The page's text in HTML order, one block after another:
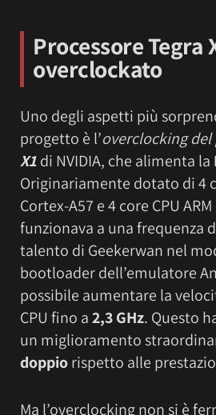
Processore Tegra
overclockato
Uno degli aspetti più
progetto è l’overclocking del
X1di NVIDIA, che alimenta la
Originariamente dotato di 4
Cortex-A57 e 4 core CPU
funzionava a una frequenza
talento di Geekerwan nel
bootloader dell’emulatore
possibile aumentare la
CPU fino a2,3 GHz. Questo
un miglioramento
doppiorispetto alle
Ma l’overclocking non si è